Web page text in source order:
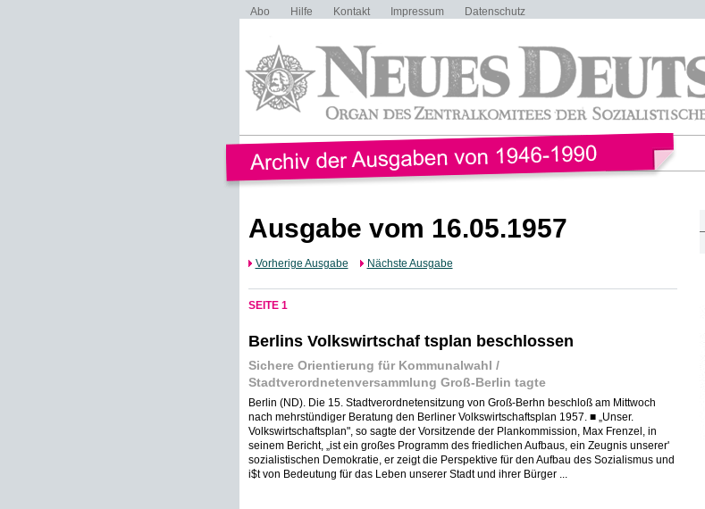
Abo Hilfe Kontakt Impressum Datenschutz
Ausgabe vom 16.05.1957
Vorherige Ausgabe Nächste Ausgabe
SEITE 1
Berlins Volkswirtschaf tsplan beschlossen
Sichere Orientierung für Kommunalwahl /
Stadtverordnetenversammlung Groß-Berlin tagte
Berlin (ND). Die 15. Stadtverordnetensitzung von Groß-Berhn beschloß am Mittwoch
nach mehrstündiger Beratung den Berliner Volkswirtschaftsplan 1957. ■ „Unser.
Volkswirtschaftsplan", so sagte der Vorsitzende der Plankommission, Max Frenzel, in
seinem Bericht, „ist ein großes Programm des friedlichen Aufbaus, ein Zeugnis unserer'
sozialistischen Demokratie, er zeigt die Perspektive für den Aufbau des Sozialismus und
i$t von Bedeutung für das Leben unserer Stadt und ihrer Bürger ...